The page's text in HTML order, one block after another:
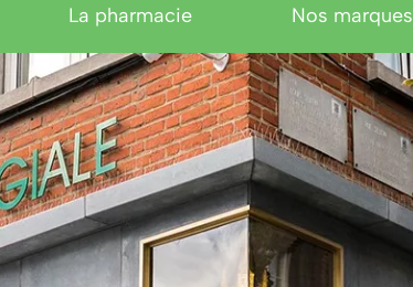
La pharmacie Nos marques